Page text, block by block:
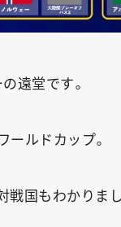
遠堂です。
ルドカップ。
戦国もわかりま